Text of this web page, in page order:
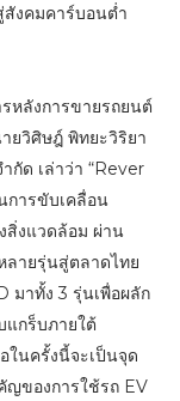
สังคมคาร์บอนต่ำ
หลังการขายรถยนต์
ยวิศิษฎ์ พิทยะวิริยา
กัด เล่าว่า “Rever
ารขับเคลื่อน
สิ่งแวดล้อม ผ่าน
ลายรุ่นสู่ตลาดไทย
มาทั้ง 3 รุ่นเพื่อผลัก
กร็บภายใต้
ในครั้งนี้จะเป็นจุด
ญของการใช้รถ EV